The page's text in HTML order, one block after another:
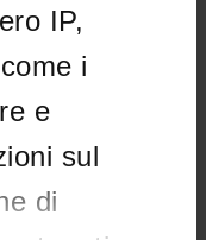
IP,
i
e
sul
di
COURSES